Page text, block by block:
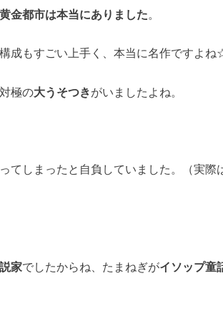
金都市は本当にありました。
成もすごい上手く、本当に名作ですよね
極の大うそつきがいましたよね。
てしまったと自負していました。（実際
家でしたからね、たまねぎがイソップ童